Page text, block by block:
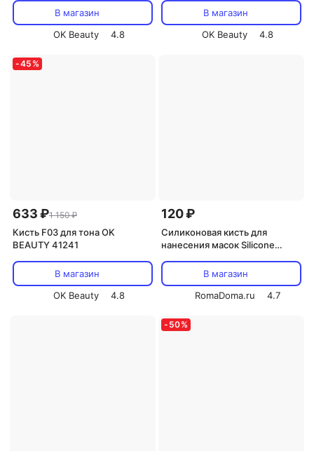
В магазин
OK Beauty
4.8
В магазин
OK Beauty
4.8
-45 %
633 ₽1 150 ₽
Кисть F03 для тона OK
BEAUTY 41241
В магазин
OK Beauty
4.8
120 ₽
Силиконовая кисть для
нанесения масок Silicone
В магазин
RomaDoma.ru
4.7
- 50%